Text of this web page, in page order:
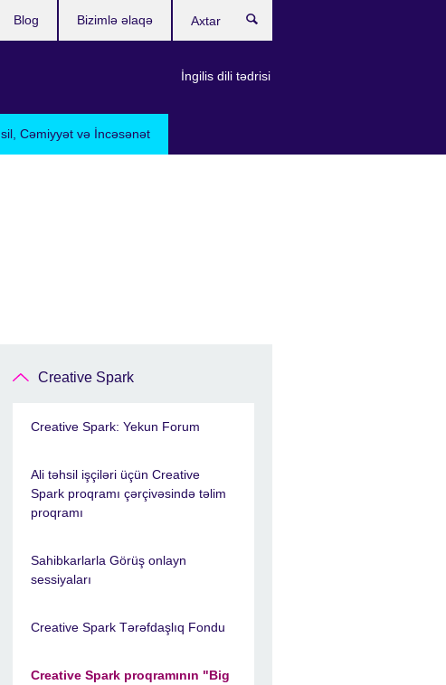
Cəmiyyət və İncəsənət
İngilis dili tədrisi
Blog Bizimlə əlaqə
Creative Spark
Creative Spark: Yekun Forum
Ali təhsil işçiləri üçün Creative
Spark proqramı çərçivəsində təlim
proqramı
Sahibkarlarla Görüş onlayn
sessiyaları
Creative Spark Tərəfdaşlıq Fondu
Creative Spark proqramının "Big